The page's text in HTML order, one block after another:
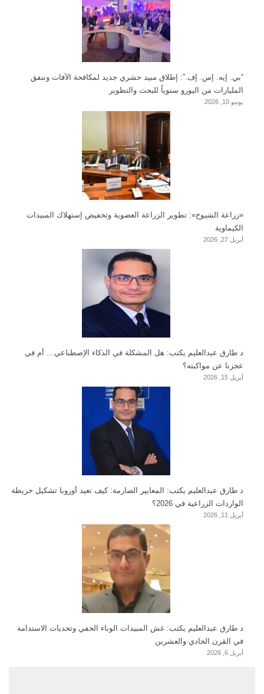
“بي. إيه. إس. إف.”: إطلاق مبيد حشري جديد لمكافحة الآفات وننفق
المليارات من اليورو سنوياً للبحث والتطوير
يونيو 10, 2026
«زراعة الشيوخ»: تطوير الزراعة العضوية وتخفيض إستهلاك المبيدات
الكيماوية
أبريل 27, 2026
د طارق عبدالعليم يكتب: هل المشكلة في الذكاء الإصطناعي… أم في
عجزنا عن مواكبته؟
أبريل 15, 2026
د طارق عبدالعليم يكتب: المعايير الصارمة: كيف تعيد أوروبا تشكيل خريطة
الواردات الزراعية في 2026؟
أبريل 11, 2026
د طارق عبدالعليم يكتب: غش المبيدات الوباء الخفي وتحديات الاستدامة
في القرن الحادي والعشرين
أبريل 6, 2026